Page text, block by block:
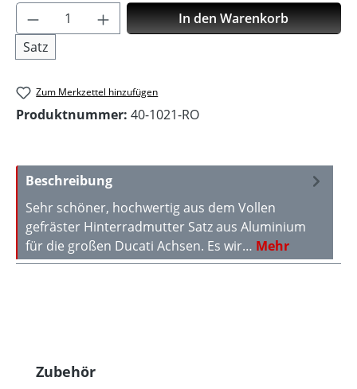
Produkt Anzahl: Gib den gewünschten
Satz
In den Warenkorb
Zum Merkzettel hinzufügen
Produktnummer: 40-1021-RO
Beschreibung
Sehr schöner, hochwertig aus dem Vollen
gefräster Hinterradmutter Satz aus Aluminium
für die großen Ducati Achsen. Es wir… Mehr
Produktgalerie überspringen
Zubehör